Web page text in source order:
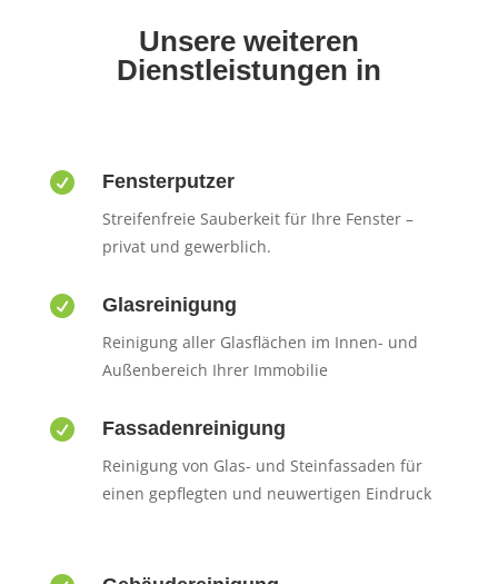
Unsere weiteren
Dienstleistungen in
 Fensterputzer
Streifenfreie Sauberkeit für Ihre Fenster –
privat und gewerblich.
 Glasreinigung
Reinigung aller Glasflächen im Innen- und
Außenbereich Ihrer Immobilie
 Fassadenreinigung
Reinigung von Glas- und Steinfassaden für
einen gepflegten und neuwertigen Eindruck